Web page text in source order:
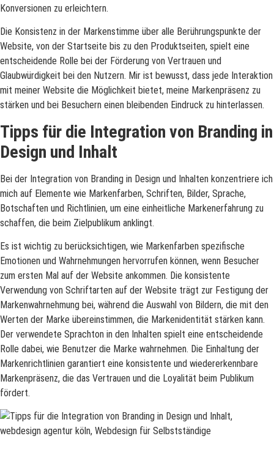
Konversionen zu erleichtern.
Die Konsistenz in der Markenstimme über alle Berührungspunkte der
Website, von der Startseite bis zu den Produktseiten, spielt eine
entscheidende Rolle bei der Förderung von Vertrauen und
Glaubwürdigkeit bei den Nutzern. Mir ist bewusst, dass jede Interaktion
mit meiner Website die Möglichkeit bietet, meine Markenpräsenz zu
stärken und bei Besuchern einen bleibenden Eindruck zu hinterlassen.
Tipps für die Integration von Branding in
Design und Inhalt
Bei der Integration von Branding in Design und Inhalten konzentriere ich
mich auf Elemente wie Markenfarben, Schriften, Bilder, Sprache,
Botschaften und Richtlinien, um eine einheitliche Markenerfahrung zu
schaffen, die beim Zielpublikum anklingt.
Es ist wichtig zu berücksichtigen, wie Markenfarben spezifische
Emotionen und Wahrnehmungen hervorrufen können, wenn Besucher
zum ersten Mal auf der Website ankommen. Die konsistente
Verwendung von Schriftarten auf der Website trägt zur Festigung der
Markenwahrnehmung bei, während die Auswahl von Bildern, die mit den
Werten der Marke übereinstimmen, die Markenidentität stärken kann.
Der verwendete Sprachton in den Inhalten spielt eine entscheidende
Rolle dabei, wie Benutzer die Marke wahrnehmen. Die Einhaltung der
Markenrichtlinien garantiert eine konsistente und wiedererkennbare
Markenpräsenz, die das Vertrauen und die Loyalität beim Publikum
fördert.